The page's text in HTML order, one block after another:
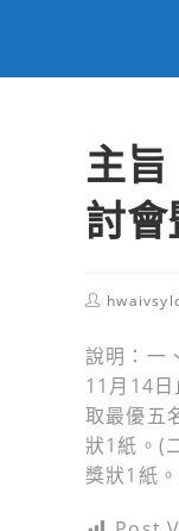
主
討
Post
說明：一
11月14
取最優五
狀1紙。(
獎狀1紙